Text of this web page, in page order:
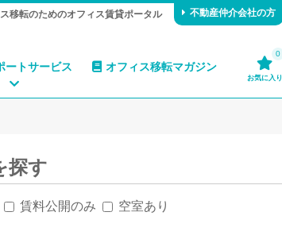
移転のためのオフィス賃貸ポータル 不動産仲介会社の方
ートサービス オフィス移転マガジン
0
お気に入り
探す
賃料公開のみ 空室あり